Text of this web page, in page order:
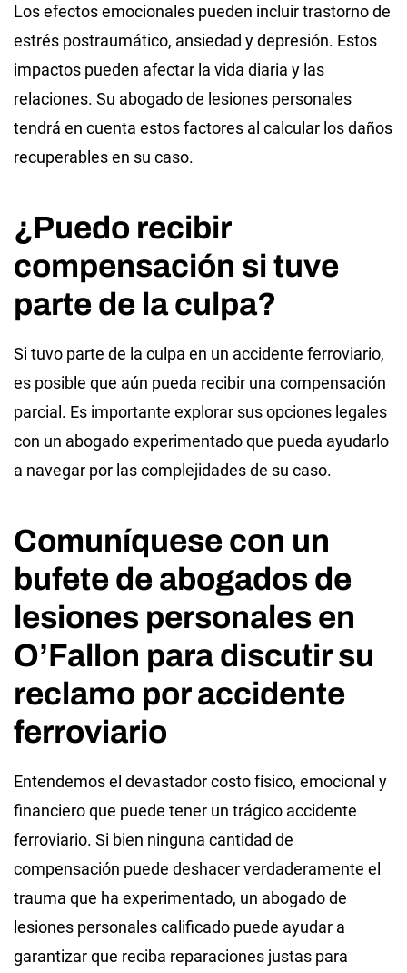
Los efectos emocionales pueden incluir trastorno de
estrés postraumático, ansiedad y depresión. Estos
impactos pueden afectar la vida diaria y las
relaciones. Su abogado de lesiones personales
tendrá en cuenta estos factores al calcular los daños
recuperables en su caso.
¿Puedo recibir
compensación si tuve
parte de la culpa?
Si tuvo parte de la culpa en un accidente ferroviario,
es posible que aún pueda recibir una compensación
parcial. Es importante explorar sus opciones legales
con un abogado experimentado que pueda ayudarlo
a navegar por las complejidades de su caso.
Comuníquese con un
bufete de abogados de
lesiones personales en
O’Fallon para discutir su
reclamo por accidente
ferroviario
Entendemos el devastador costo físico, emocional y
financiero que puede tener un trágico accidente
ferroviario. Si bien ninguna cantidad de
compensación puede deshacer verdaderamente el
trauma que ha experimentado, un abogado de
lesiones personales calificado puede ayudar a
garantizar que reciba reparaciones justas para